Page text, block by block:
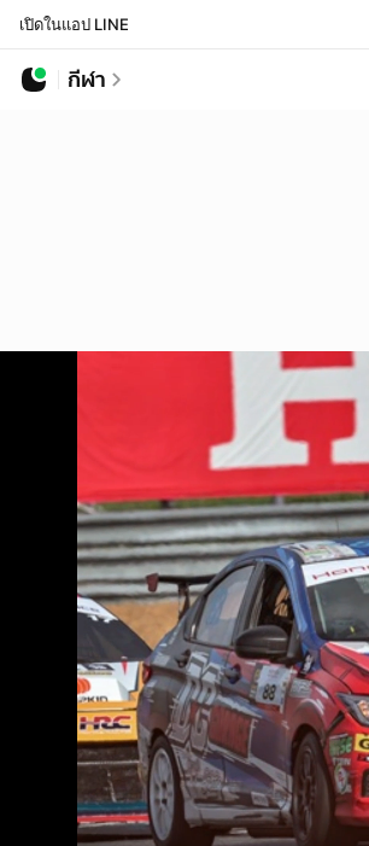
เปิดในแอป LINE
กีฬา